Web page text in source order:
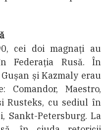
cei doi magnați au
Federația Rusă. În
și Kazmaly erau
Maestro,
Rusteks, cu sediul în
Sankt-Petersburg. La